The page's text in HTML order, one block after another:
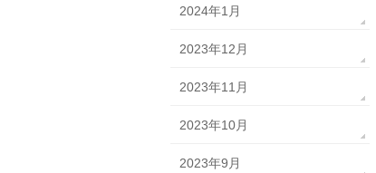
2024年1月
2023年12月
2023年11月
2023年10月
2023年9月